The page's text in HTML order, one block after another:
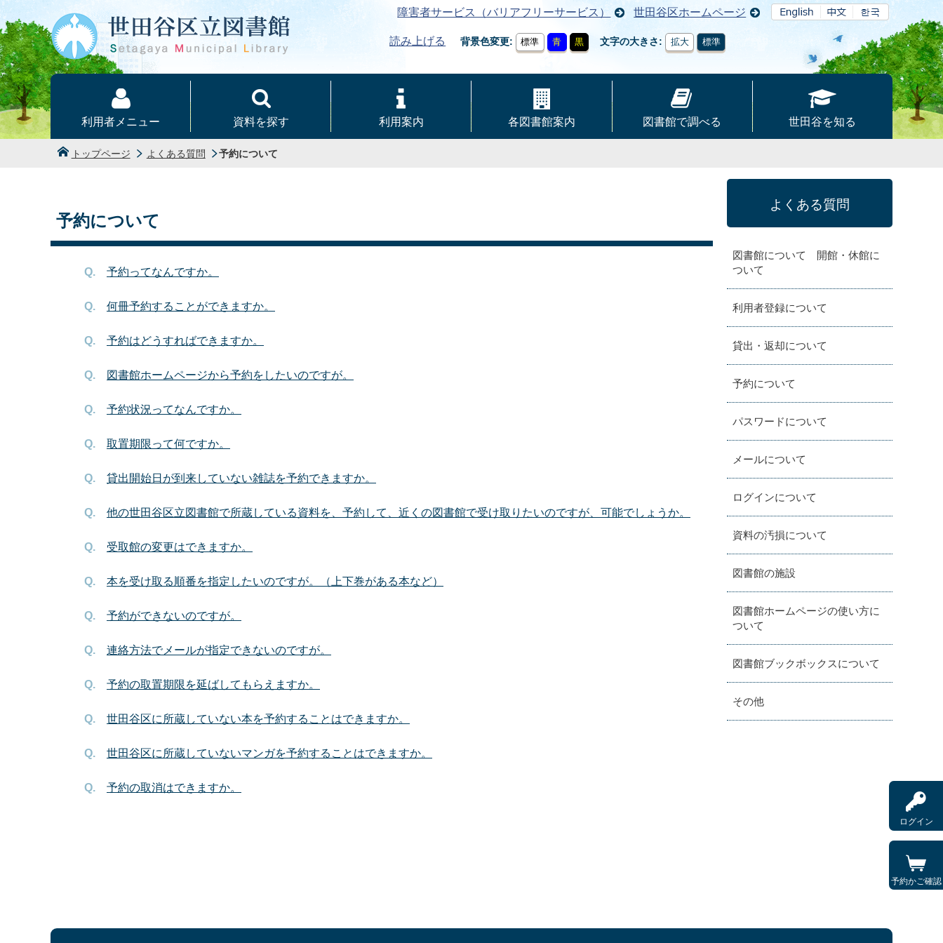
本文へ
障害者サービス（バリアフリーサービス） 世田谷区ホームページ
読み上げる 背景色変更 標準 青 黒 文字の大きさ 拡大 標準
ログイン
予約かご確認
利用者メニュー 資料を探す 利用案内 各図書館案内 図書館で調べる 世田谷を知る
トップページ よくある質問 予約について
予約について
予約ってなんですか。
何冊予約することができますか。
予約はどうすればできますか。
図書館ホームページから予約をしたいのですが。
予約状況ってなんですか。
取置期限って何ですか。
貸出開始日が到来していない雑誌を予約できますか。
他の世田谷区立図書館で所蔵している資料を、予約して、近くの図書館で受け取りたいのですが、可能でしょうか。
受取館の変更はできますか。
本を受け取る順番を指定したいのですが。（上下巻がある本など）
予約ができないのですが。
連絡方法でメールが指定できないのですが。
予約の取置期限を延ばしてもらえますか。
世田谷区に所蔵していない本を予約することはできますか。
世田谷区に所蔵していないマンガを予約することはできますか。
予約の取消はできますか。
よくある質問
図書館について 開館・休館に
ついて
利用者登録について
貸出・返却について
予約について
パスワードについて
メールについて
ログインについて
資料の汚損について
図書館の施設
図書館ホームページの使い方に
ついて
図書館ブックボックスについて
その他